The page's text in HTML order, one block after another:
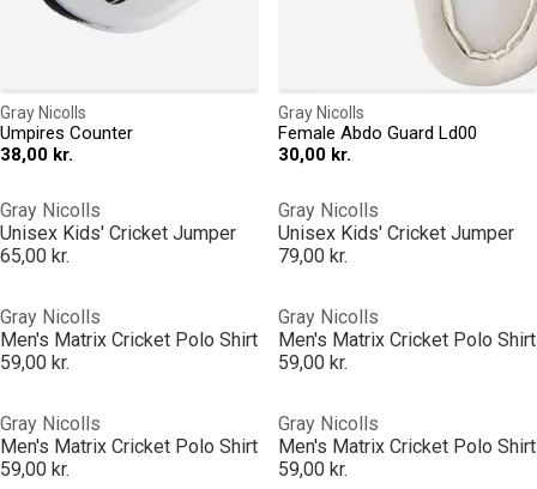
Gray Nicolls
Umpires Counter
38,00 kr.
Gray Nicolls
Female Abdo Guard Ld00
30,00 kr.
Gray Nicolls
Unisex Kids' Cricket Jumper
65,00 kr.
Gray Nicolls
Unisex Kids' Cricket Jumper
79,00 kr.
Gray Nicolls
Men's Matrix Cricket Polo Shirt
59,00 kr.
Gray Nicolls
Men's Matrix Cricket Polo Shirt
59,00 kr.
Gray Nicolls
Men's Matrix Cricket Polo Shirt
59,00 kr.
Gray Nicolls
Men's Matrix Cricket Polo Shirt
59,00 kr.